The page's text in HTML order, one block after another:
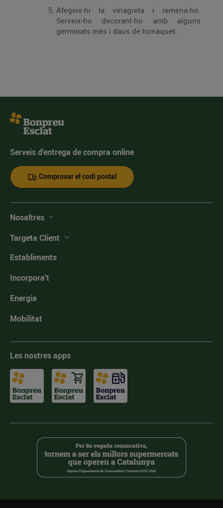
Afegeix-hi la vinagreta i remena-ho.
Serveix-ho decorant-ho amb alguns
germinats més i daus de tomàquet.
Serveis d'entrega de compra online
Comprovar el codi postal
Nosaltres
Targeta Client
Establiments
Incorpora't
Energia
Mobilitat
Les nostres apps